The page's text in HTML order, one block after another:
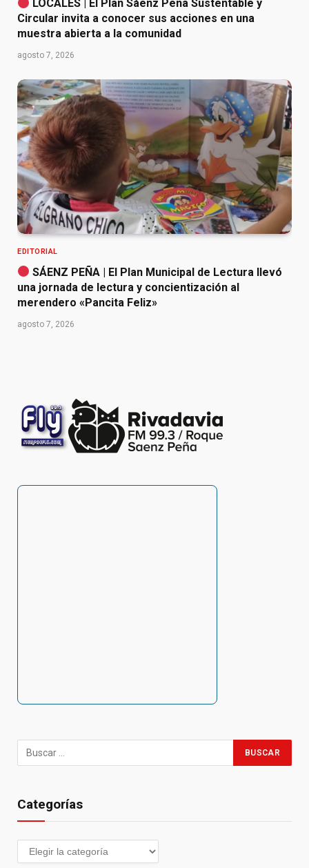
LOCALES | El Plan Sáenz Peña Sustentable y
Circular invita a conocer sus acciones en una
muestra abierta a la comunidad
agosto 7, 2026
EDITORIAL
SÁENZ PEÑA | El Plan Municipal de Lectura llevó
una jornada de lectura y concientización al
merendero «Pancita Feliz»
agosto 7, 2026
Categorías